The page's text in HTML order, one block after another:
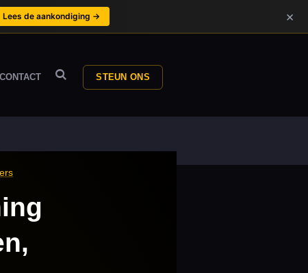
CONTACT STEUN ONS
Lees de aankondiging → ×